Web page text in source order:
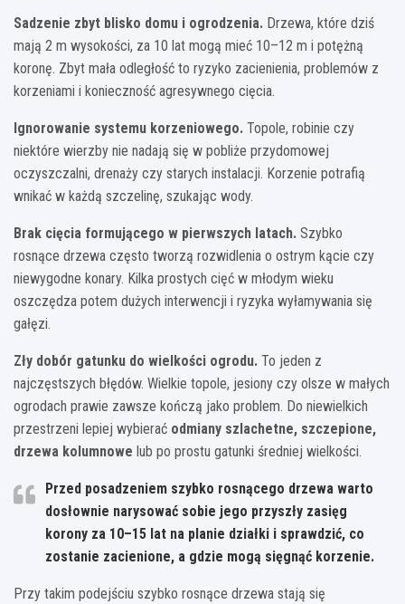
Sadzenie zbyt blisko domu i ogrodzenia. Drzewa, które dziś
mają 2 m wysokości, za 10 lat mogą mieć 10–12 m i potężną
koronę. Zbyt mała odległość to ryzyko zacienienia, problemów z
korzeniami i konieczność agresywnego cięcia.
Ignorowanie systemu korzeniowego. Topole, robinie czy
niektóre wierzby nie nadają się w pobliże przydomowej
oczyszczalni, drenaży czy starych instalacji. Korzenie potrafią
wnikać w każdą szczelinę, szukając wody.
Brak cięcia formującego w pierwszych latach. Szybko
rosnące drzewa często tworzą rozwidlenia o ostrym kącie czy
niewygodne konary. Kilka prostych cięć w młodym wieku
oszczędza potem dużych interwencji i ryzyka wyłamywania się
gałęzi.
Zły dobór gatunku do wielkości ogrodu. To jeden z
najczęstszych błędów. Wielkie topole, jesiony czy olsze w małych
ogrodach prawie zawsze kończą jako problem. Do niewielkich
przestrzeni lepiej wybierać odmiany szlachetne, szczepione,
drzewa kolumnowe lub po prostu gatunki średniej wielkości.
Przed posadzeniem szybko rosnącego drzewa warto
dosłownie narysować sobie jego przyszły zasięg
korony za 10–15 lat na planie działki i sprawdzić, co
zostanie zacienione, a gdzie mogą sięgnąć korzenie.
Przy takim podejściu szybko rosnące drzewa stają się